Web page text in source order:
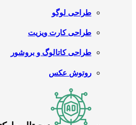
طراحی لوگو
طراحی کارت ویزیت
طراحی کاتالوگ و بروشور
روتوش عکس